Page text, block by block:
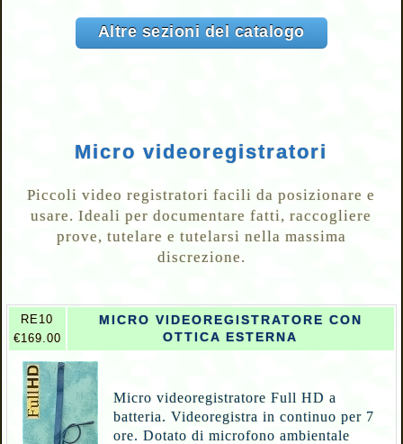
Altre sezioni del catalogo
Micro videoregistratori
Piccoli video registratori facili da posizionare e
usare. Ideali per documentare fatti, raccogliere
prove, tutelare e tutelarsi nella massima
discrezione.
RE10
€169.00
MICRO VIDEOREGISTRATORE CON
OTTICA ESTERNA
Micro videoregistratore Full HD a
batteria. Videoregistra in continuo per 7
ore. Dotato di microfono ambientale